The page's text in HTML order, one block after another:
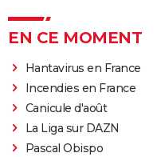
EN CE MOMENT
Hantavirus en France
Incendies en France
Canicule d'août
La Liga sur DAZN
Pascal Obispo